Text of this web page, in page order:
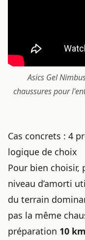
Asics Gel
chaussures pour
Cas concrets : 4
logique de choix
Pour bien choisir,
niveau d’amorti
du terrain
pas la même
préparation 10 km